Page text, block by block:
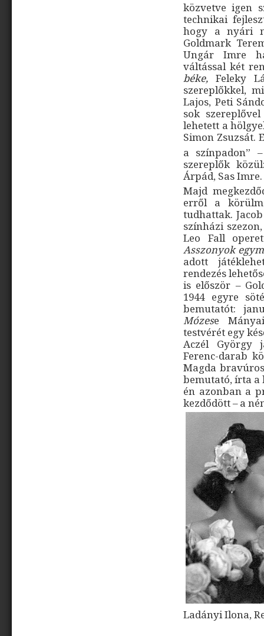
közvetve igen
technikai
hogy a nyári
Goldmark
Ungár Imre
váltással két
béke, Feleky
szereplőkkel,
Lajos, Peti
sok
lehetett a
Simon Zsuzsát.
a színpadon”
szereplők
Árpád, Sas Imre.
Majd
erről a
tudhattak.
színházi
Leo Fall
Asszonyok
adott
rendezés
is először –
1944 egyre
bemutatót:
Mózese
testvérét egy
Aczél György
Ferenc-darab
Magda
bemutató, írta a
én azonban a
kezdődött – a
Ladányi Ilona,